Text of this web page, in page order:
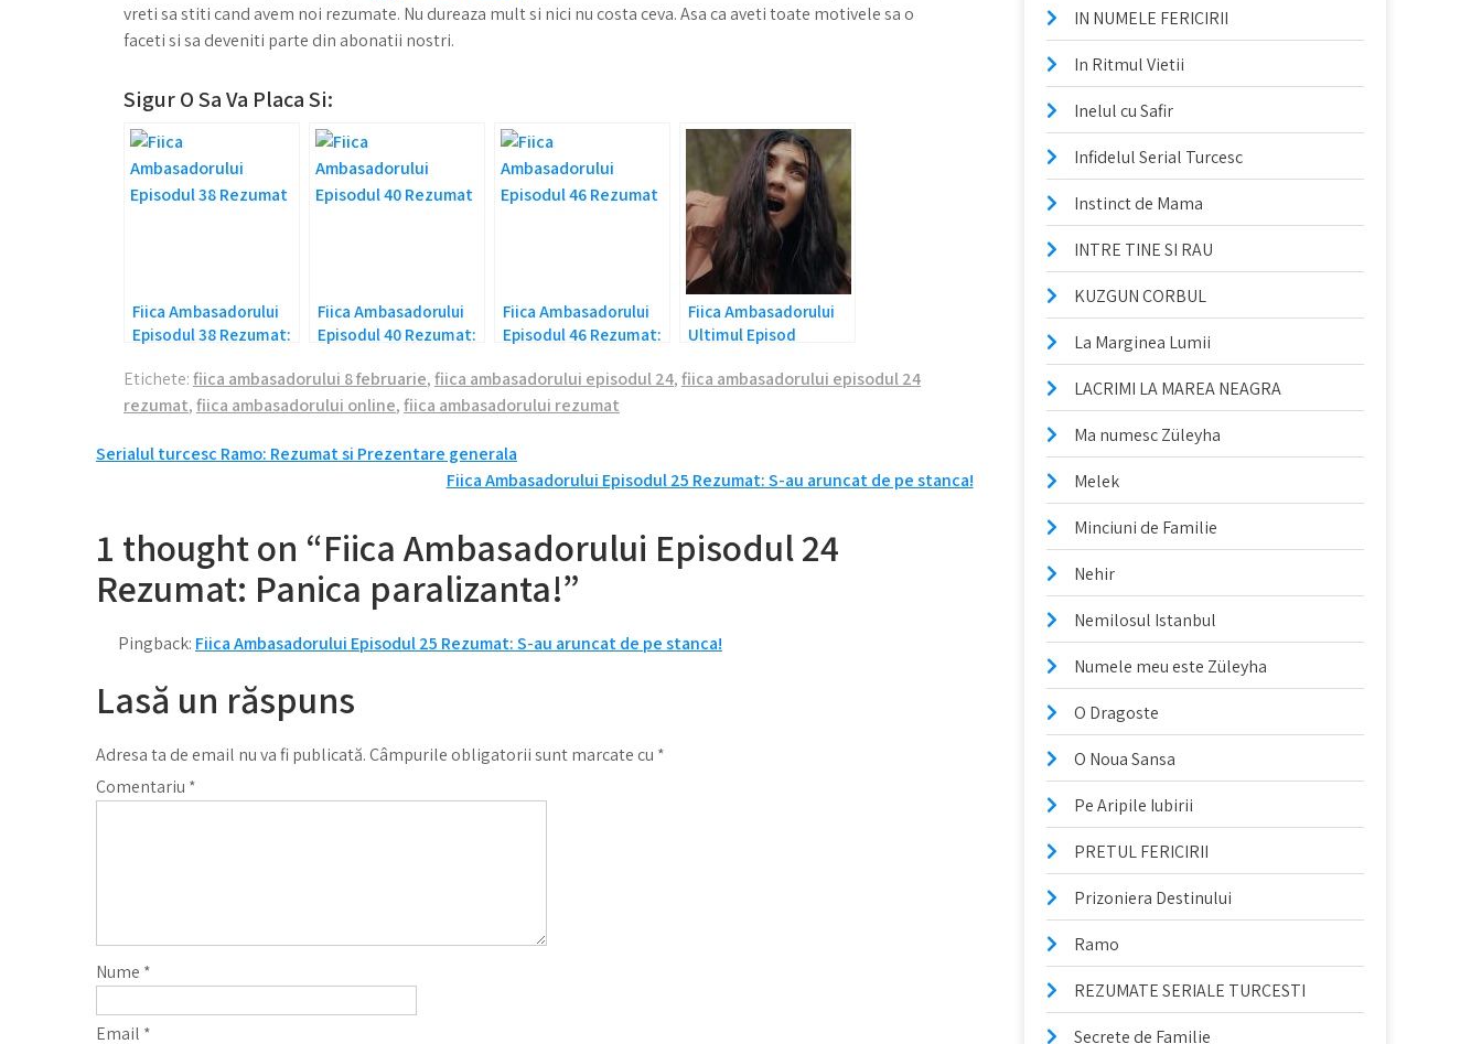
vreti sa stiti cand avem noi rezumate. Nu dureaza mult si nici nu costa ceva. Asa ca aveti toate motivele sa o
faceti si sa deveniti parte din abonatii nostri.
Sigur O Sa Va Placa Si:
Fiica Ambasadorului
Episodul 38 Rezumat:
nou!
Fiica Ambasadorului
Episodul 40 Rezumat:
Fiica Ambasadorului
Episodul 46 Rezumat:
Fiica Ambasadorului
Ultimul Episod
Mavi si Sancar!
Etichete:fiica ambasadorului 8 februarie,fiica ambasadorului episodul 24,fiica ambasadorului episodul 24
rezumat,fiica ambasadorului online,fiica ambasadorului rezumat
Navigare
articole
Serialul turcesc Ramo: Rezumat si Prezentare generala
Fiica Ambasadorului Episodul 25 Rezumat: S-au aruncat de pe stanca!
1 thought on “Fiica Ambasadorului Episodul 24
Rezumat: Panica paralizanta!”
Pingback: Fiica Ambasadorului Episodul 25 Rezumat: S-au aruncat de pe stanca!
Lasă un răspuns
Adresa ta de email nu va fi publicată.Câmpurile obligatorii sunt marcate cu *
Comentariu *
Nume *
Email *
IN NUMELE FERICIRII
In Ritmul Vietii
Inelul cu Safir
Infidelul Serial Turcesc
Instinct de Mama
INTRE TINE SI RAU
KUZGUN CORBUL
La Marginea Lumii
LACRIMI LA MAREA NEAGRA
Ma numesc Züleyha
Melek
Minciuni de Familie
Nehir
Nemilosul Istanbul
Numele meu este Züleyha
O Dragoste
O Noua Sansa
Pe Aripile Iubirii
PRETUL FERICIRII
Prizoniera Destinului
Ramo
REZUMATE SERIALE TURCESTI
Secrete de Familie